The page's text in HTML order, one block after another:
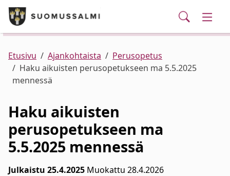
Siirry pääsisältöön
Puhelinluettelo/yhteystiedot
Palvelut
Ajankohtaista
Verkkokauppa
Haku
Kunta ja hallinto
Asuminen ja ympäristö
Varhaiskasvatus ja koulutus
Elinvoima
Kulttuuri, vapaa-aika ja nuoret
Etusivu Ajankohtaista
Perusopetus
Haku aikuisten perusopetukseen ma 5.5.2025
mennessä
Haku aikuisten
perusopetukseen ma
5.5.2025 mennessä
Julkaistu 25.4.2025 Muokattu 28.4.2026